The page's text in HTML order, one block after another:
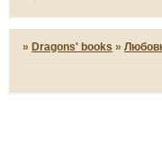
»Dragons' books »